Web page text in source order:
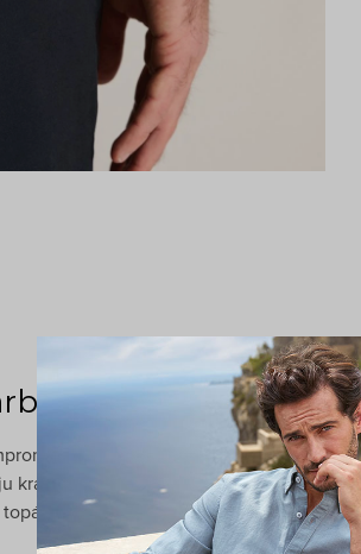
ľahký výsledok
medzi čiernou a navy.
ju krásne odľahčí. Hnedý kožený
celok povýšia na smart casual,